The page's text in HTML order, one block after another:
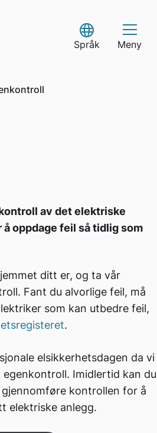
Språk
Select Language
Meny
av det elektriske
oppdage feil så tidlig som
ditt er, og ta vår
Fant du alvorlige feil, må
som kan utbedre feil,
.
elsikkerhetsdagen da vi
Imidlertid kan du
kontrollen for å
elektriske anlegg.